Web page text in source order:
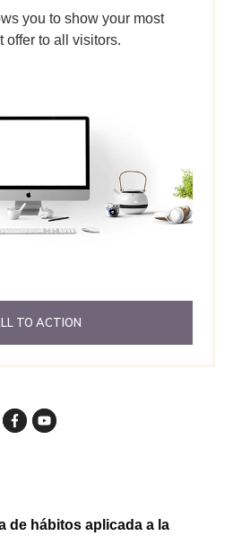
you to show your most
offer to all visitors.
TO ACTION
de hábitos aplicada a la